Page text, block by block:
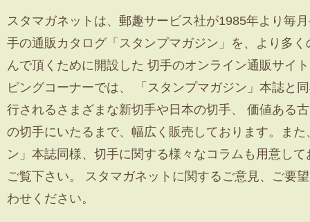
スタマガネットは、郵趣サービス社が1985年より毎
手の通販カタログ「スタンプマガジン」を、より多
んで頂くために開設した 切手のオンライン通販サイ
ピングコーナーでは、 「スタンプマガジン」本誌と
行されるさまざまな新切手や日本の切手、 価値ある
の切手にいたるまで、幅広く販売しております。ま
ン」本誌同様、切手に関する様々なコラムも用意し
ご覧下さい。 スタマガネットに関するご意見、ご要
わせください。